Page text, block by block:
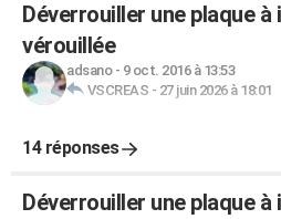
Déverrouiller une plaque à
vérouillée
adsano- 9 oct. 2016 à 13:53
VSCREAS - 27 juin 2026 à 18:01
14 réponses
Déverrouiller une plaque